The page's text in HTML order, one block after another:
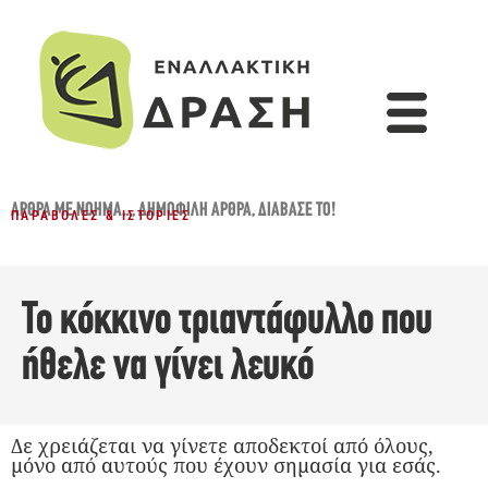
ΆΡΘΡΑ ΜΕ ΝΌΗΜΑ...,ΔΗΜΟΦΙΛΉ ΆΡΘΡΑ,ΔΙΆΒΑΣΈ ΤΟ!
ΠΑΡΑΒΟΛΈΣ & ΙΣΤΟΡΊΕΣ
Το κόκκινο τριαντάφυλλο που
ήθελε να γίνει λευκό
Δε χρειάζεται να γίνετε αποδεκτοί από όλους,
μόνο από αυτούς που έχουν σημασία για εσάς.